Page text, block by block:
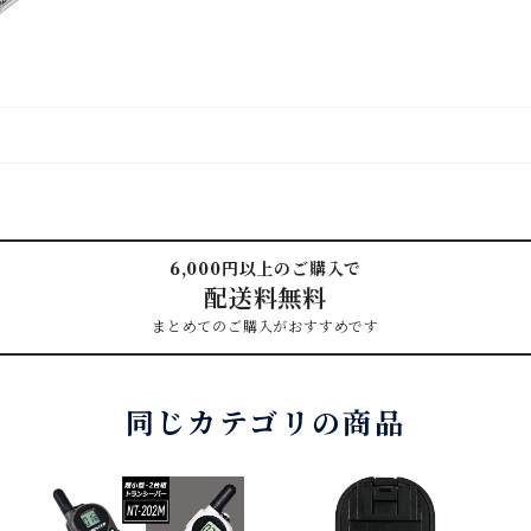
6,000円以上のご購入で
配送料無料
まとめてのご購入がおすすめです
同じカテゴリの商品